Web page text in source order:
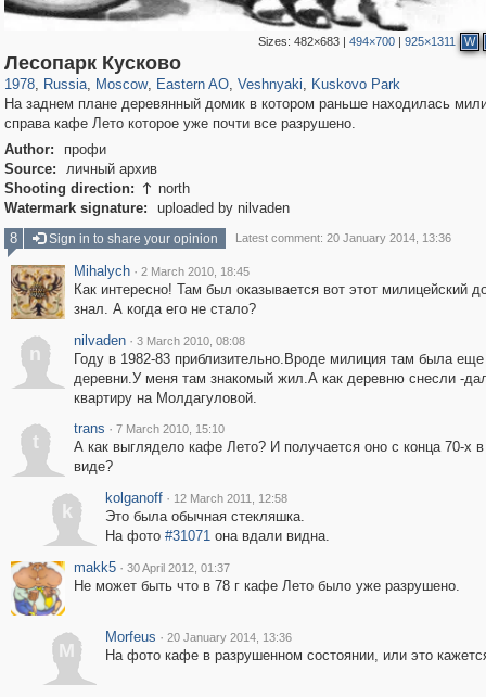
Sizes: 482×683| 494×700| 925×1311 W
Лесопарк Кусково
1978, Russia
1,407,206 29,248
, Moscow
319,878 8,286
, Eastern AO
20,939 306
, Veshnyaki, Kuskovo Park
На заднем плане деревянный домик в котором раньше находилась
справа кафе Лето которое уже почти все разрушено.
Author:
профи
Source:
личный архив
Shooting direction:  north
Watermark signature:
uploaded by nilvaden
8
Sign in to share your opinion Latest comment: 20 January 2014, 13:36
Mihalych · 2 March 2010, 18:45
Как интересно! Там был оказывается вот этот милицейский
знал. А когда его не стало?
n
nilvaden · 3 March 2010, 08:08
Году в 1982-83 приблизительно.Вроде милиция там была
деревни.У меня там знакомый жил.А как деревню снесли -
квартиру на Молдагуловой.
t
trans · 7 March 2010, 15:10
А как выглядело кафе Лето? И получается оно с конца 70-х
виде?
k
kolganoff · 12 March 2011, 12:58
Это была обычная стекляшка.
На фото #31071она вдали видна.
makk5 · 30 April 2012, 01:37
Не может быть что в 78 г кафе Лето было уже разрушено.
M
Morfeus · 20 January 2014, 13:36
На фото кафе в разрушенном состоянии, или это